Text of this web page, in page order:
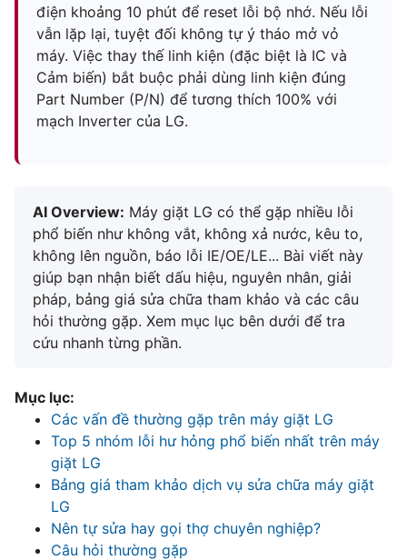
điện khoảng 10 phút để reset lỗi bộ nhớ. Nếu lỗi
vẫn lặp lại, tuyệt đối không tự ý tháo mở vỏ
máy. Việc thay thế linh kiện (đặc biệt là IC và
Cảm biến) bắt buộc phải dùng linh kiện đúng
Part Number (P/N) để tương thích 100% với
mạch Inverter của LG.
AI Overview: Máy giặt LG có thể gặp nhiều lỗi
phổ biến như không vắt, không xả nước, kêu to,
không lên nguồn, báo lỗi IE/OE/LE... Bài viết này
giúp bạn nhận biết dấu hiệu, nguyên nhân, giải
pháp, bảng giá sửa chữa tham khảo và các câu
hỏi thường gặp. Xem mục lục bên dưới để tra
cứu nhanh từng phần.
Mục lục:
Các vấn đề thường gặp trên máy giặt LG
Top 5 nhóm lỗi hư hỏng phổ biến nhất trên máy
giặt LG
Bảng giá tham khảo dịch vụ sửa chữa máy giặt
LG
Nên tự sửa hay gọi thợ chuyên nghiệp?
Câu hỏi thường gặp